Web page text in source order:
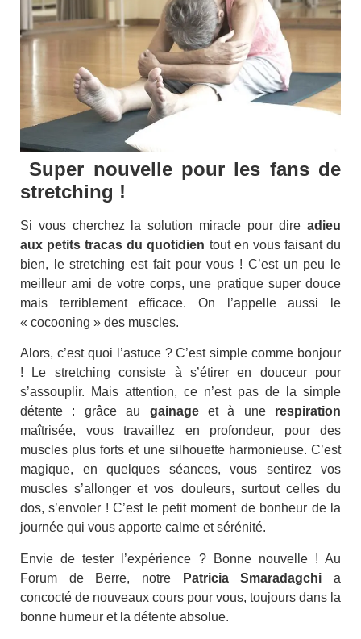
Super nouvelle pour les fans de
stretching !
Si vous cherchez la solution miracle pour dire adieu
aux petits tracas du quotidien tout en vous faisant du
bien, le stretching est fait pour vous ! C’est un peu le
meilleur ami de votre corps, une pratique super douce
mais terriblement efficace. On l’appelle aussi le
« cocooning » des muscles.
Alors, c’est quoi l’astuce ? C’est simple comme bonjour
! Le stretching consiste à s’étirer en douceur pour
s’assouplir. Mais attention, ce n’est pas de la simple
détente : grâce au gainageet à une respiration
maîtrisée, vous travaillez en profondeur, pour des
muscles plus forts et une silhouette harmonieuse. C’est
magique, en quelques séances, vous sentirez vos
muscles s’allonger et vos douleurs, surtout celles du
dos, s’envoler ! C’est le petit moment de bonheur de la
journée qui vous apporte calme et sérénité.
Envie de tester l’expérience ? Bonne nouvelle ! Au
Forum de Berre, notre
Patricia Smaradagchi a
concocté de nouveaux cours pour vous, toujours dans la
bonne humeur et la détente absolue.